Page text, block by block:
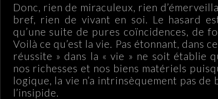
Donc, rien de miraculeux, rien
bref, rien de vivant en soi. Le hasard
qu’une suite de pures coïncidences, de
Voilà ce qu’est la vie. Pas étonnant, dans
réussite » dans la « vie » ne soit établie
nos richesses et nos biens matériels
logique, la vie n’a intrinsèquement pas de
l’insipide.